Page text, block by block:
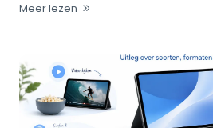
Meer lezen